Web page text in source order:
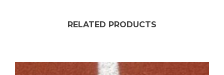
RELATED PRODUCTS